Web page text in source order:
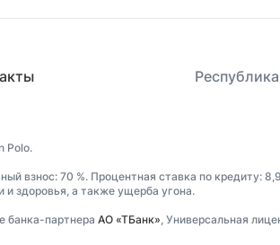
Polo.
взнос: 70 %. Процентная ставка по кредиту:
здоровья, а также ущерба угона.
банка-партнера АО «ТБанк» , Универсальная